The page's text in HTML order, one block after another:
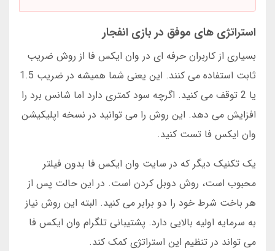
استراتژی های موفق در بازی انفجار
بسیاری از کاربران حرفه ای در وان ایکس فا از روش ضریب
ثابت استفاده می کنند. این یعنی شما همیشه در ضریب 1.5
یا 2 توقف می کنید. اگرچه سود کمتری دارد اما شانس برد را
افزایش می دهد. این روش را می توانید در نسخه اپلیکیشن
وان ایکس فا تست کنید.
یک تکنیک دیگر که در سایت وان ایکس فا بدون فیلتر
محبوب است، روش دوبل کردن است. در این حالت پس از
هر باخت شرط خود را دو برابر می کنید. البته این روش نیاز
به سرمایه اولیه بالایی دارد. پشتیبانی تلگرام وان ایکس فا
می تواند در تنظیم این استراتژی کمک کند.